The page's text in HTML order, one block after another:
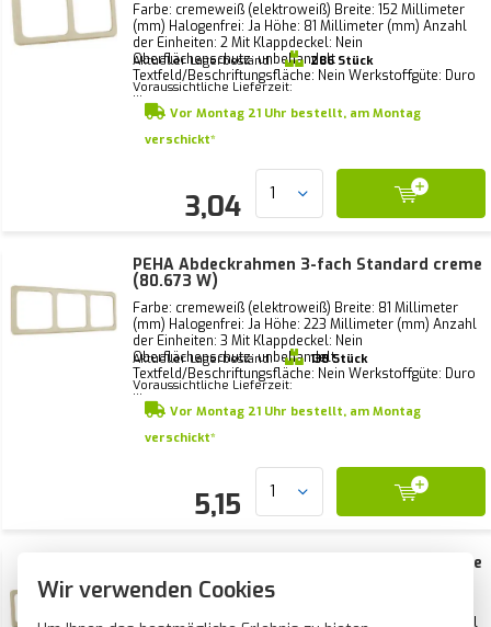
Wir verwenden Cookies
Farbe: cremeweiß (elektroweiß) Breite: 152 Millimeter
(mm) Halogenfrei: Ja Höhe: 81 Millimeter (mm) Anzahl
der Einheiten: 2 Mit Klappdeckel: Nein
Oberflächenschutz: unbehandelt
Textfeld/Beschriftungsfläche: Nein Werkstoffgüte: Duro
...
Aktueller Lagerbestand:
286 Stück
Voraussichtliche Lieferzeit:
Vor Montag 21 Uhr bestellt, am Montag
verschickt*
3,04
PEHA Abdeckrahmen 3-fach Standard creme
(80.673 W)
Farbe: cremeweiß (elektroweiß) Breite: 81 Millimeter
(mm) Halogenfrei: Ja Höhe: 223 Millimeter (mm) Anzahl
der Einheiten: 3 Mit Klappdeckel: Nein
Oberflächenschutz: unbehandelt
Textfeld/Beschriftungsfläche: Nein Werkstoffgüte: Duro
...
Aktueller Lagerbestand:
138 Stück
Voraussichtliche Lieferzeit:
Vor Montag 21 Uhr bestellt, am Montag
verschickt*
5,15
PEHA Abdeckrahmen 4-fach Standard creme
(80.674 W)
(mm) Halogenfrei: Ja Höhe: 294 Millimeter (mm) Anzahl